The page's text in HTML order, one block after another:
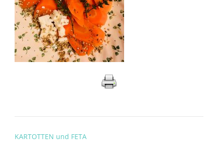
Post
KARTOTTEN und FETA